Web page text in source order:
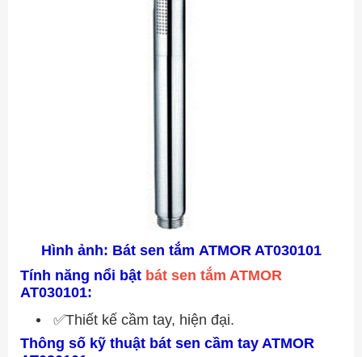
Hình ảnh: Bát sen tắm ATMOR AT030101
Tính năng nổi bật bát sen tắm ATMOR
AT030101:
✅Thiết kế cầm tay, hiện đại.
Thông số kỹ thuật bát sen cầm tay ATMOR